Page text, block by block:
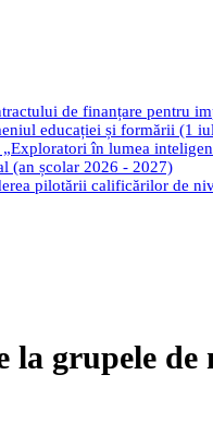
de finanțare pentru
educației și formării (1
în lumea
(an școlar 2026 - 2027)
pilotării calificărilor de
la grupele